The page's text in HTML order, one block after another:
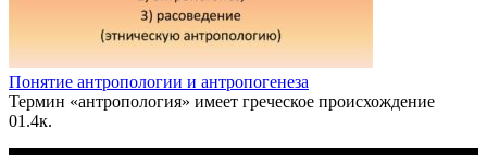
Понятие антропологии и антропогенеза
Термин «антропология» имеет греческое происхождение
01.4к.